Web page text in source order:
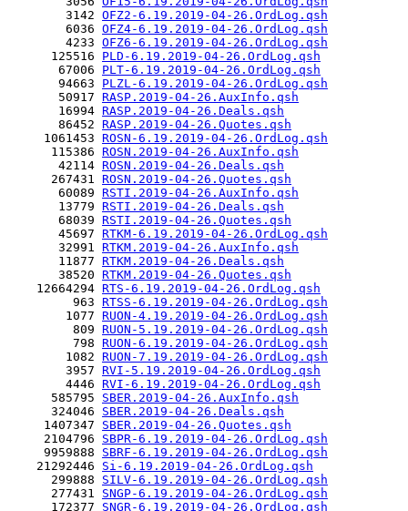
        3142
OFZ2-6.19.2019-04-26.OrdLog.qsh
        6036
OFZ4-6.19.2019-04-26.OrdLog.qsh
        4233
OFZ6-6.19.2019-04-26.OrdLog.qsh
      125516
PLD-6.19.2019-04-26.OrdLog.qsh
       67006
PLT-6.19.2019-04-26.OrdLog.qsh
       94663
PLZL-6.19.2019-04-26.OrdLog.qsh
       50917
RASP.2019-04-26.AuxInfo.qsh
       16994
RASP.2019-04-26.Deals.qsh
       86452
RASP.2019-04-26.Quotes.qsh
     1061453
ROSN-6.19.2019-04-26.OrdLog.qsh
      115386
ROSN.2019-04-26.AuxInfo.qsh
       42114
ROSN.2019-04-26.Deals.qsh
      267431
ROSN.2019-04-26.Quotes.qsh
       60089
RSTI.2019-04-26.AuxInfo.qsh
       13779
RSTI.2019-04-26.Deals.qsh
       68039
RSTI.2019-04-26.Quotes.qsh
       45697
RTKM-6.19.2019-04-26.OrdLog.qsh
       32991
RTKM.2019-04-26.AuxInfo.qsh
       11877
RTKM.2019-04-26.Deals.qsh
       38520
RTKM.2019-04-26.Quotes.qsh
    12664294
RTS-6.19.2019-04-26.OrdLog.qsh
         963
RTSS-6.19.2019-04-26.OrdLog.qsh
        1077
RUON-4.19.2019-04-26.OrdLog.qsh
         809
RUON-5.19.2019-04-26.OrdLog.qsh
         798
RUON-6.19.2019-04-26.OrdLog.qsh
        1082
RUON-7.19.2019-04-26.OrdLog.qsh
        3957
RVI-5.19.2019-04-26.OrdLog.qsh
        4446
RVI-6.19.2019-04-26.OrdLog.qsh
      585795
SBER.2019-04-26.AuxInfo.qsh
      324046
SBER.2019-04-26.Deals.qsh
     1407347
SBER.2019-04-26.Quotes.qsh
     2104796
SBPR-6.19.2019-04-26.OrdLog.qsh
     9959888
SBRF-6.19.2019-04-26.OrdLog.qsh
    21292446
Si-6.19.2019-04-26.OrdLog.qsh
      299888
SILV-6.19.2019-04-26.OrdLog.qsh
      277431
SNGP-6.19.2019-04-26.OrdLog.qsh
      172377
SNGR-6.19.2019-04-26.OrdLog.qsh